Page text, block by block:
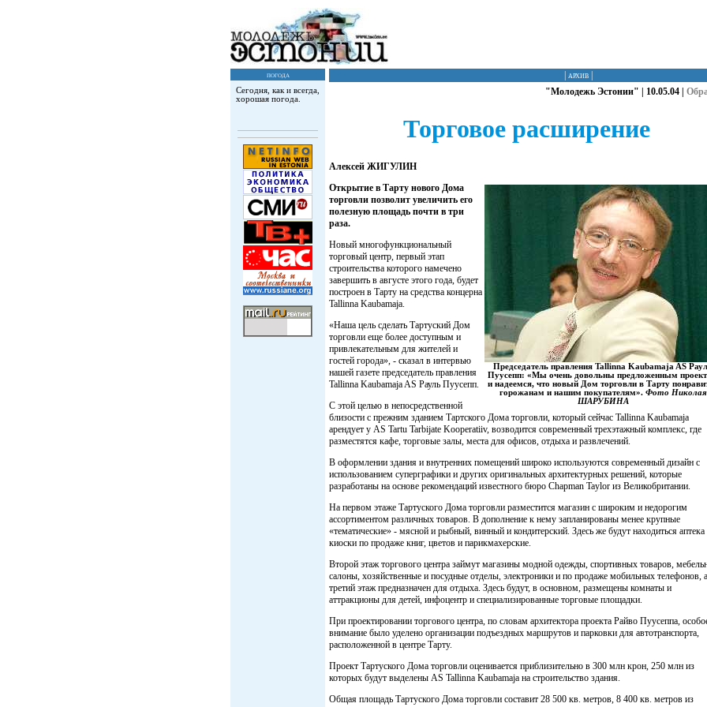
погода
Сегодня, как и всегда,
хорошая погода.
архив
"Молодежь Эстонии" | 10.05.04 |
Торговое расширение
Алексей ЖИГУЛИН
Председатель правления Tallinna Kaubamaja AS
Пуусепп: «Мы очень довольны предложенным
и надеемся, что новый Дом торговли в Тарту
горожанам и нашим покупателям». Фото Николая
ШАРУБИНА
Открытие в Тарту нового Дома
торговли позволит увеличить его
полезную площадь почти в три
раза.
Новый многофункциональный
торговый центр, первый этап
строительства которого намечено
завершить в августе этого года, будет
построен в Тарту на средства концерна
Tallinna Kaubamaja.
«Наша цель сделать Тартуский Дом
торговли еще более доступным и
привлекательным для жителей и
гостей города», - сказал в интервью
нашей газете председатель правления
Tallinna Kaubamaja AS Рауль Пуусепп.
С этой целью в непосредственной
близости с прежним зданием Тартского Дома торговли, который сейчас Tallinna Kaubamaja
арендует у AS Tartu Tarbijate Kooperatiiv, возводится современный трехэтажный комплекс, где
разместятся кафе, торговые залы, места для офисов, отдыха и развлечений.
В оформлении здания и внутренних помещений широко используются современный дизайн с
использованием суперграфики и других оригинальных архитектурных решений, которые
разработаны на основе рекомендаций известного бюро Chapman Taylor из Великобритании.
На первом этаже Тартуского Дома торговли разместится магазин с широким и недорогим
ассортиментом различных товаров. В дополнение к нему запланированы менее крупные
«тематические» - мясной и рыбный, винный и кондитерский. Здесь же будут находиться аптека
киоски по продаже книг, цветов и парикмахерские.
Второй этаж торгового центра займут магазины модной одежды, спортивных товаров,
салоны, хозяйственные и посудные отделы, электроники и по продаже мобильных телефонов, а
третий этаж предназначен для отдыха. Здесь будут, в основном, размещены комнаты и
аттракционы для детей, инфоцентр и специализированные торговые площадки.
При проектировании торгового центра, по словам архитектора проекта Райво Пуусеппа,
внимание было уделено организации подъездных маршрутов и парковки для автотранспорта,
расположенной в центре Тарту.
Проект Тартуского Дома торговли оценивается приблизительно в 300 млн крон, 250 млн из
которых будут выделены AS Tallinna Kaubamaja на строительство здания.
Общая площадь Тартуского Дома торговли составит 28 500 кв. метров, 8 400 кв. метров из